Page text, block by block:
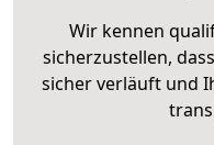
Wir kennen
sicherzustellen,
sicher verläuft und